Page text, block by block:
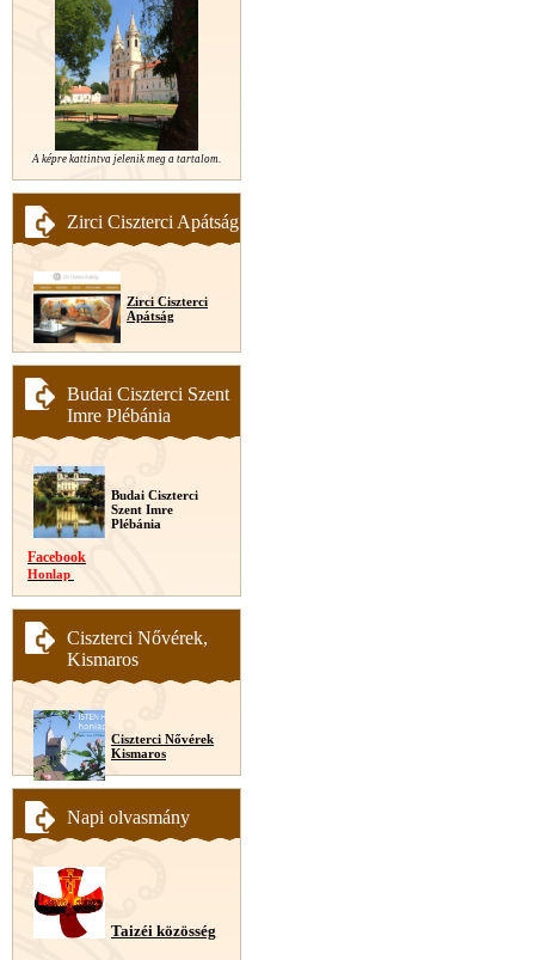
A képre kattintva jelenik meg a tartalom.
Zirci Ciszterci Apátság
Zirci Ciszterci
Apátság
Budai Ciszterci Szent
Imre Plébánia
Budai Ciszterci
Szent Imre
Plébánia
Facebook
Honlap
Ciszterci Nővérek,
Kismaros
Ciszterci Nővérek
Kismaros
Napi olvasmány
Taizéi közösség